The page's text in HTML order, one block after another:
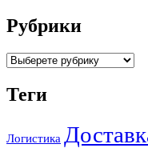
Рубрики
Categories
Теги
Логистика